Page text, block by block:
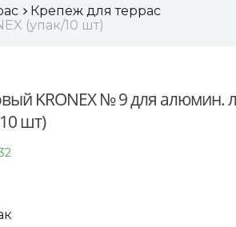
Крепеж для террас
(упак/10 шт)
KRONEX № 9 для алюмин.
шт)